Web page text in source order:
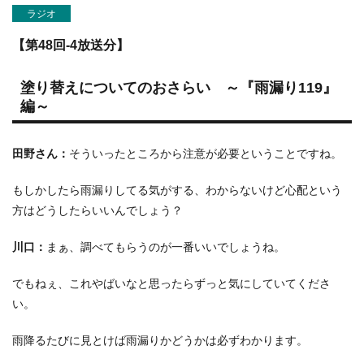
ラジオ
【第48回-4放送分】
塗り替えについてのおさらい ～『雨漏り119』
編～
田野さん： そういったところから注意が必要ということですね。
もしかしたら雨漏りしてる気がする、わからないけど心配という
方はどうしたらいいんでしょう？
川口： まぁ、調べてもらうのが一番いいでしょうね。
でもねぇ、これやばいなと思ったらずっと気にしていてくださ
い。
雨降るたびに見とけば雨漏りかどうかは必ずわかります。